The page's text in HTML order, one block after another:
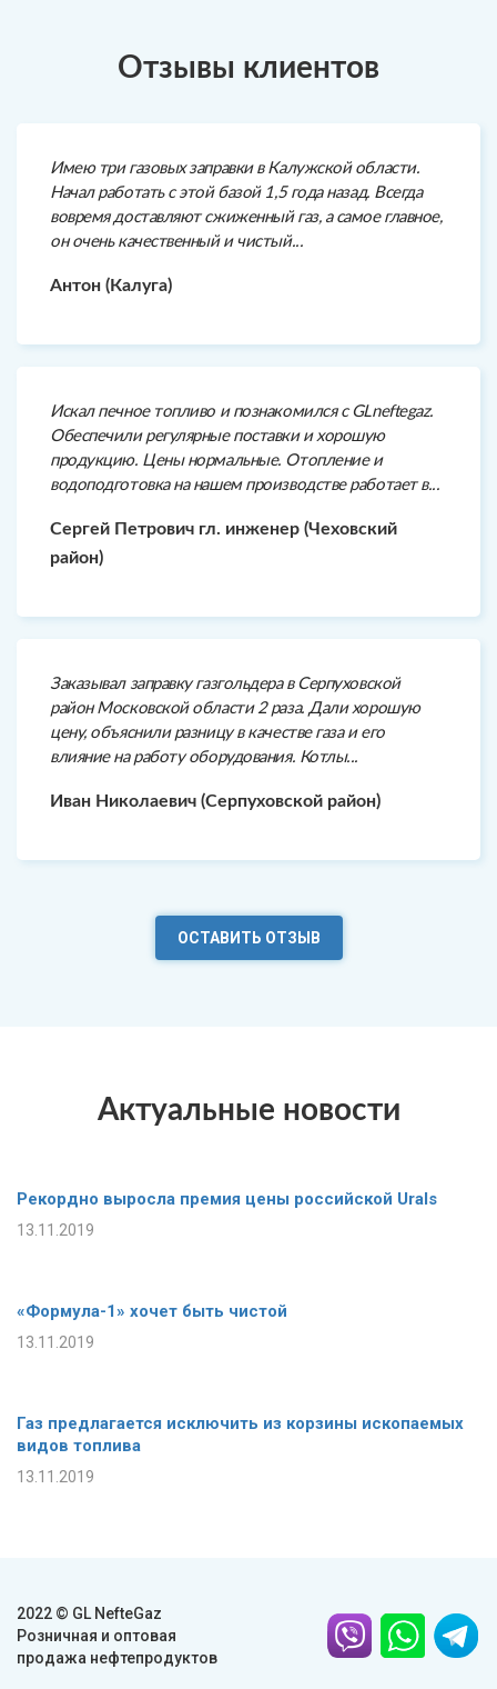
Отзывы клиентов
Имею три газовых заправки в Калужской области.
Начал работать с этой базой 1,5 года назад. Всегда
вовремя доставляют сжиженный газ, а самое главное,
он очень качественный и чистый...
Антон (Калуга)
Искал печное топливо и познакомился с GLneftegaz.
Обеспечили регулярные поставки и хорошую
продукцию. Цены нормальные. Отопление и
водоподготовка на нашем производстве работает в...
Сергей Петрович гл. инженер (Чеховский
район)
Заказывал заправку газгольдера в Серпуховской
район Московской области 2 раза. Дали хорошую
цену, объяснили разницу в качестве газа и его
влияние на работу оборудования. Котлы...
Иван Николаевич (Серпуховской район)
ОСТАВИТЬ ОТЗЫВ
Актуальные новости
Рекордно выросла премия цены российской Urals
13.11.2019
«Формула-1» хочет быть чистой
13.11.2019
Газ предлагается исключить из корзины ископаемых
видов топлива
13.11.2019
2022 © GL NefteGaz
Розничная и оптовая
продажа нефтепродуктов